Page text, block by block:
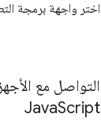
اختر واجهة برمجة
التواصل مع
JavaScript